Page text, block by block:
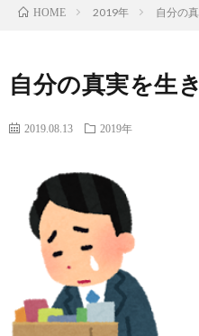
HOME 2019年 自分の
自分の真実を生
2019.08.13 2019年